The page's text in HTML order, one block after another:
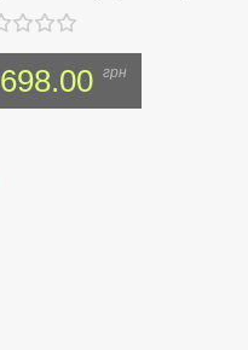
698.00 грн